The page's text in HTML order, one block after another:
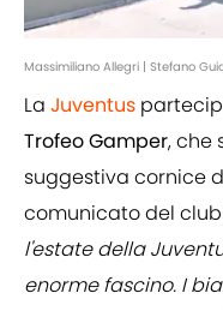
Massimiliano Allegri | Stefano
La Juventus
Trofeo Gamper, che
suggestiva cornice
comunicato del
l'estate della
enorme fascino. I